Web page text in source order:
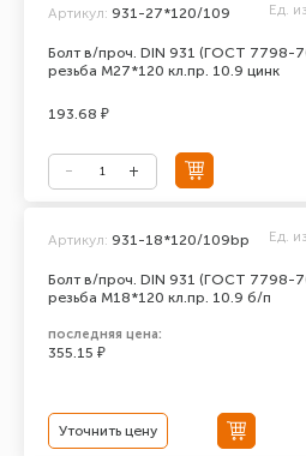
Болт в/проч. DIN 931 (ГОСТ 7798-
резьба М27*120 кл.пр. 10.9 цинк
Артикул: 931-27*120/109 Ед.
193.68 ₽
Болт в/проч. DIN 931 (ГОСТ 7798-
резьба М18*120 кл.пр. 10.9 б/п
Артикул: 931-18*120/109bp Ед.
последняя цена:
355.15 ₽
Уточнить цену